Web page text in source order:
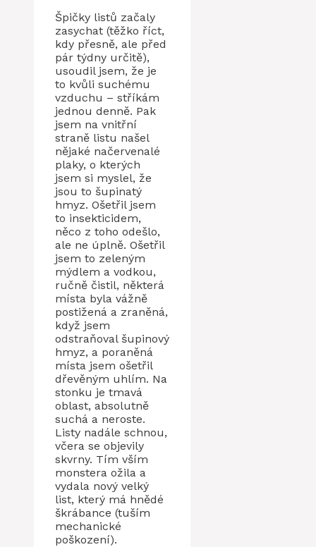
Špičky listů začaly
zasychat (těžko říct,
kdy přesně, ale před
pár týdny určitě),
usoudil jsem, že je
to kvůli suchému
vzduchu – stříkám
jednou denně. Pak
jsem na vnitřní
straně listu našel
nějaké načervenalé
plaky, o kterých
jsem si myslel, že
jsou to šupinatý
hmyz. Ošetřil jsem
to insekticidem,
něco z toho odešlo,
ale ne úplně. Ošetřil
jsem to zeleným
mýdlem a vodkou,
ručně čistil, některá
místa byla vážně
postižená a zraněná,
když jsem
odstraňoval šupinový
hmyz, a poraněná
místa jsem ošetřil
dřevěným uhlím. Na
stonku je tmavá
oblast, absolutně
suchá a neroste.
Listy nadále schnou,
včera se objevily
skvrny. Tím vším
monstera ožila a
vydala nový velký
list, který má hnědé
škrábance (tuším
mechanické
poškození).